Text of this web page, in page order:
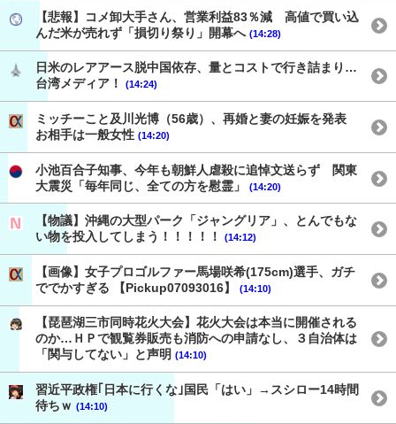
【悲報】コメ卸大手さん、営業利益83％減 高値で買い込
んだ米が売れず「損切り祭り」開幕へ (14:28)
日米のレアアース脱中国依存、量とコストで行き詰まり…
台湾メディア！
(14:24)
ミッチーこと及川光博（56歳）、再婚と妻の妊娠を発表
お相手は一般女性 (14:20)
小池百合子知事、今年も朝鮮人虐殺に追悼文送らず 関東
大震災「毎年同じ、全ての方を慰霊」
(14:20)
【物議】沖縄の大型パーク「ジャングリア」、とんでもな
い物を投入してしまう！！！！！
(14:12)
【画像】女子プロゴルファー馬場咲希(175cm)選手、ガチ
ででかすぎる 【Pickup07093016】
(14:10)
【琵琶湖三市同時花火大会】花火大会は本当に開催される
のか…ＨＰで観覧券販売も消防への申請なし、３自治体は
「関与してない」と声明 (14:10)
習近平政権｢日本に行くな｣国民「はい」→スシロー14時間
待ちｗ (14:10)